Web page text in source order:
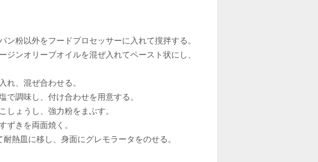
粉以外をフードプロセッサーに入れて撹拌する。
ンオリーブオイルを混ぜ入れてペースト状にし、
れ、混ぜ合わせる。
で調味し、付け合わせを用意する。
しょうし、強力粉をまぶす。
ずきを両面焼く。
熱皿に移し、身面にグレモラータをのせる。